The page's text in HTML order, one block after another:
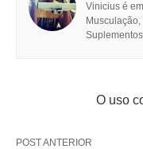
Vinicius é
O uso
POST ANTERIOR